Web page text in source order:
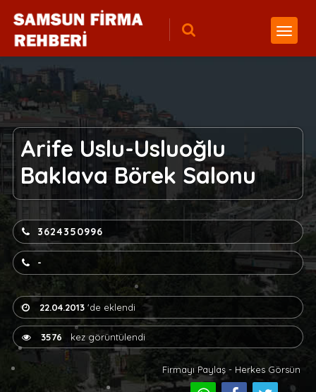
Arife Uslu-Usluoğlu
Baklava Börek Salonu
3624350996
-
22.04.2013'de eklendi
3576 kez görüntülendi
Firmayı Paylaş - Herkes Görsün